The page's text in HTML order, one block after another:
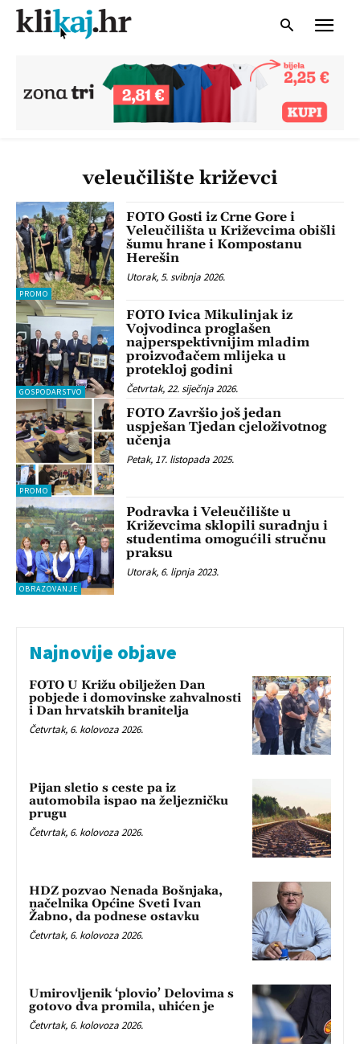
veleučilište križevci
PROMO
FOTO Gosti iz Crne Gore i
Veleučilišta u Križevcima obišli
šumu hrane i Kompostanu
Herešin
Utorak, 5. svibnja 2026.
GOSPODARSTVO
FOTO Ivica Mikulinjak iz
Vojvodinca proglašen
najperspektivnijim mladim
proizvođačem mlijeka u
protekloj godini
Četvrtak, 22. siječnja 2026.
PROMO
FOTO Završio još jedan
uspješan Tjedan cjeloživotnog
učenja
Petak, 17. listopada 2025.
OBRAZOVANJE
Podravka i Veleučilište u
Križevcima sklopili suradnju i
studentima omogućili stručnu
praksu
Utorak, 6. lipnja 2023.
Najnovije objave
FOTO U Križu obilježen Dan
pobjede i domovinske zahvalnosti
i Dan hrvatskih branitelja
Četvrtak, 6. kolovoza 2026.
Pijan sletio s ceste pa iz
automobila ispao na željezničku
prugu
Četvrtak, 6. kolovoza 2026.
HDZ pozvao Nenada Bošnjaka,
načelnika Općine Sveti Ivan
Žabno, da podnese ostavku
Četvrtak, 6. kolovoza 2026.
Umirovljenik ‘plovio’ Delovima s
gotovo dva promila, uhićen je
Četvrtak, 6. kolovoza 2026.